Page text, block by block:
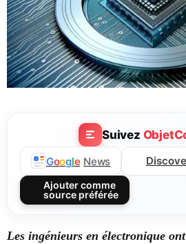
Suivez
Google News
Ajouter comme
source préférée
Les ingénieurs en électronique